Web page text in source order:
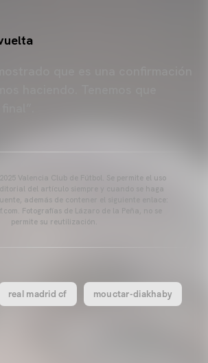
Valencia Club de Fútbol. Se permite el uso
del artículo siempre y cuando se haga
además de contener el siguiente enlace:
Fotografías de Lázaro de la Peña, no se
permite su reutilización.
real madrid cf mouctar-diakhaby